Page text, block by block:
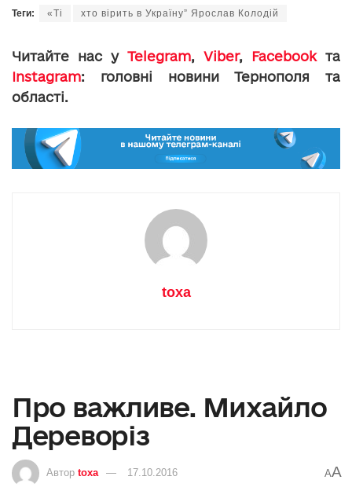
Теги: «Ті хто вірить в Україну” Ярослав Колодій
Читайте нас у Telegram, Viber, Facebookта
Instagram: головні новини Тернополя та
області.
toxa
Про важливе. Михайло
Дереворіз
Автор toxa 17.10.2016 AA